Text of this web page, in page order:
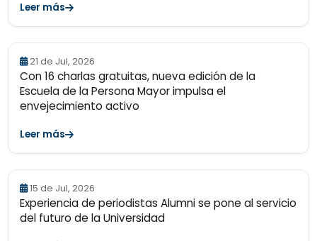
Leer más
21 de Jul, 2026
Con 16 charlas gratuitas, nueva edición de la
Escuela de la Persona Mayor impulsa el
envejecimiento activo
Leer más
15 de Jul, 2026
Experiencia de periodistas Alumni se pone al servicio
del futuro de la Universidad